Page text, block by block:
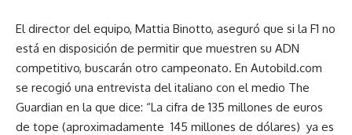
El director del equipo, Mattia Binotto, aseguró que si la F1 no
está en disposición de permitir que muestren su ADN
competitivo, buscarán otro campeonato. En Autobild.com
se recogió una entrevista del italiano con el medio The
Guardian en la que dice: “La cifra de 135 millones de euros
de tope (aproximadamente 145 millones de dólares) ya es